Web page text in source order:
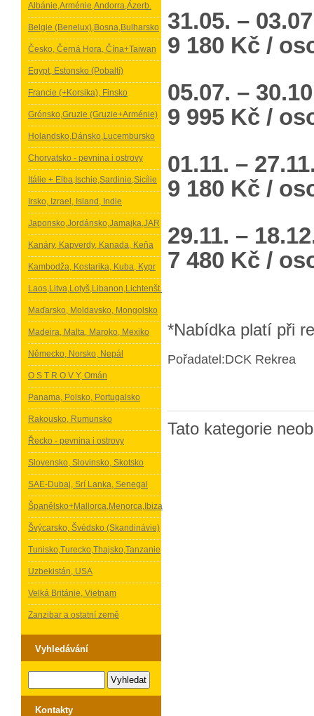
Albánie,Arménie,Andorra,Ázerb.
Belgie (Benelux),Bosna,Bulharsko
Česko, Černá Hora, Čína+Taiwan
Egypt, Estonsko (Pobaltí)
Francie (+Korsika), Finsko
Grónsko,Gruzie (Gruzie+Arménie)
Holandsko,Dánsko,Lucembursko
Chorvatsko - pevnina i ostrovy
Itálie + Elba,Ischie,Sardinie,Sicílie
Irsko, Izrael, Island, Indie
Japonsko,Jordánsko,Jamajka,JAR
Kanáry, Kapverdy, Kanada, Keňa
Kambodža, Kostarika, Kuba, Kypr
Laos,Litva,Lotyš,Libanon,Lichtenšt.
Maďarsko, Moldavsko, Mongolsko
Madeira, Malta, Maroko, Mexiko
Německo, Norsko, Nepál
O S T R O V Y, Omán
Panama, Polsko, Portugalsko
Rakousko, Rumunsko
Řecko - pevnina i ostrovy
Slovensko, Slovinsko, Skotsko
SAE-Dubaj, Srí Lanka, Senegal
Španělsko+Mallorca,Menorca,Ibiza
Švýcarsko, Švédsko (Skandinávie)
Tunisko,Turecko,Thajsko,Tanzanie
Uzbekistán, USA
Velká Británie, Vietnam
Zanzibar a ostatní země
Vyhledávání
Kontakty
31.05. –
9 180 Kč /
05.07. –
9 995 Kč /
01.11. –
9 180 Kč /
29.11. –
7 480 Kč /
*Nabídka platí při
Pořadatel:DCK Rekrea
Tato kategorie